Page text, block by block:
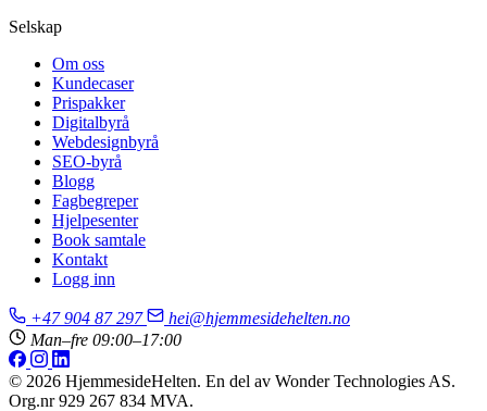
Selskap
Om oss
Kundecaser
Prispakker
Digitalbyrå
Webdesignbyrå
SEO-byrå
Blogg
Fagbegreper
Hjelpesenter
Book samtale
Kontakt
Logg inn
+47 904 87 297
hei@hjemmesidehelten.no
Man–fre 09:00–17:00
© 2026 HjemmesideHelten. En del av Wonder Technologies AS.
Org.nr 929 267 834 MVA.